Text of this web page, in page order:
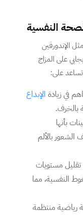
النفسية
الإندورفين
على المزاج
تساعد على:
في زيادة الإبداع
بالخرف.
بأنها
بالألم
تقليل مستويات
النفسية، مما
رياضية منتظمة